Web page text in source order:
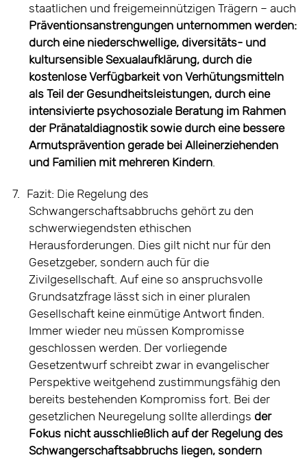
staatlichen und freigemeinnützigen Trägern – auch
Präventionsanstrengungen unternommen werden:
durch eine niederschwellige, diversitäts- und
kultursensible Sexualaufklärung, durch die
kostenlose Verfügbarkeit von Verhütungsmitteln
als Teil der Gesundheitsleistungen, durch eine
intensivierte psychosoziale Beratung im Rahmen
der Pränataldiagnostik sowie durch eine bessere
Armutsprävention gerade bei Alleinerziehenden
und Familien mit mehreren Kindern.
7.
Fazit: Die Regelung des
Schwangerschaftsabbruchs gehört zu den
schwerwiegendsten ethischen
Herausforderungen. Dies gilt nicht nur für den
Gesetzgeber, sondern auch für die
Zivilgesellschaft. Auf eine so anspruchsvolle
Grundsatzfrage lässt sich in einer pluralen
Gesellschaft keine einmütige Antwort finden.
Immer wieder neu müssen Kompromisse
geschlossen werden. Der vorliegende
Gesetzentwurf schreibt zwar in evangelischer
Perspektive weitgehend zustimmungsfähig den
bereits bestehenden Kompromiss fort. Bei der
gesetzlichen Neuregelung sollte allerdings der
Fokus nicht ausschließlich auf der Regelung des
Schwangerschaftsabbruchs liegen, sondern